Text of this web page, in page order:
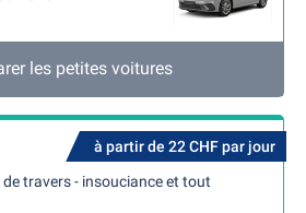
les petites voitures
à partir de 22 CHF par jour
travers - insouciance et tout